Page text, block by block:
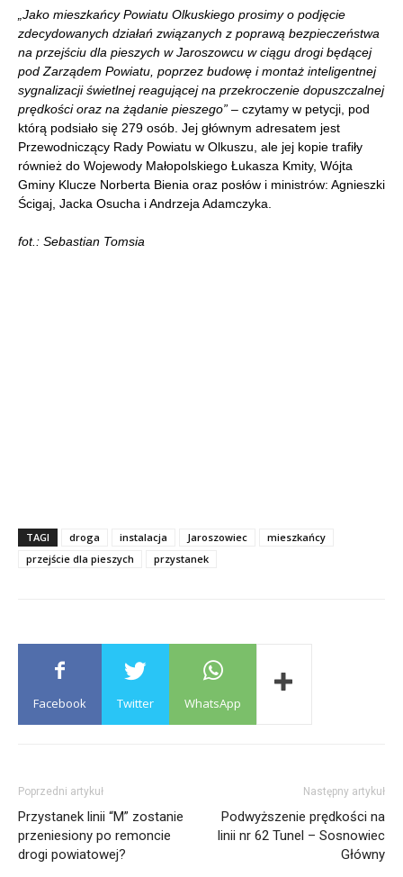
„Jako mieszkańcy Powiatu Olkuskiego prosimy o podjęcie
zdecydowanych działań związanych z poprawą bezpieczeństwa
na przejściu dla pieszych w Jaroszowcu w ciągu drogi będącej
pod Zarządem Powiatu, poprzez budowę i montaż inteligentnej
sygnalizacji świetlnej reagującej na przekroczenie dopuszczalnej
prędkości oraz na żądanie pieszego” – czytamy w petycji, pod
którą podsiało się 279 osób. Jej głównym adresatem jest
Przewodniczący Rady Powiatu w Olkuszu, ale jej kopie trafiły
również do Wojewody Małopolskiego Łukasza Kmity, Wójta
Gminy Klucze Norberta Bienia oraz posłów i ministrów: Agnieszki
Ścigaj, Jacka Osucha i Andrzeja Adamczyka.
fot.: Sebastian Tomsia
TAGI droga instalacja Jaroszowiec
mieszkańcy
przejście dla pieszych
przystanek
Facebook Twitter WhatsApp
Poprzedni artykuł
Przystanek linii “M” zostanie
przeniesiony po remoncie
drogi powiatowej?
Następny artykuł
Podwyższenie prędkości na
linii nr 62 Tunel – Sosnowiec
Główny